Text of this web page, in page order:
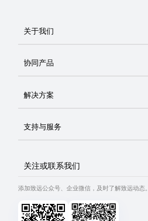
关于我们
协同产品
解决方案
支持与服务
关注或联系我们
添加致远公众号、企业微信，及时了解致远动态。